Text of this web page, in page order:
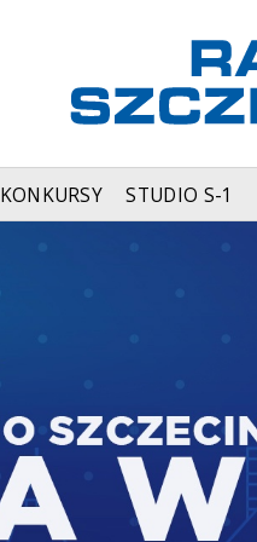
KONKURSY STUDIO S-1